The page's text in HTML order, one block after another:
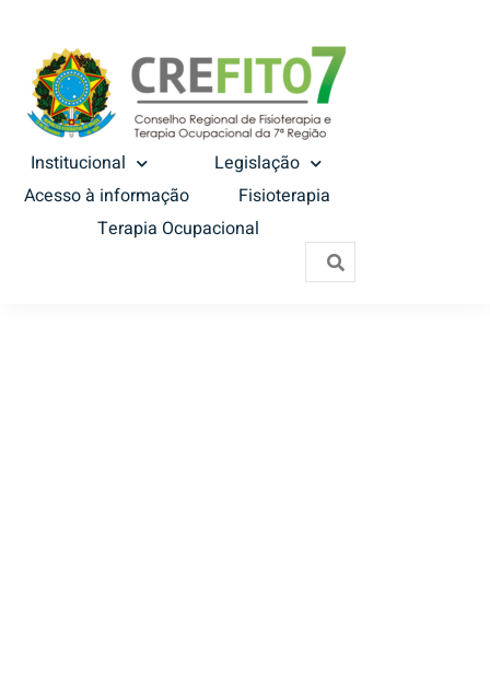
Institucional
Legislação
Acesso à informação
Fisioterapia
Terapia Ocupacional